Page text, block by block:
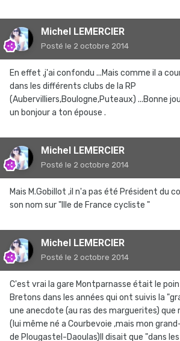
Michel LEMERCIER
Posté le 2 octobre 2014
En effet ,j'ai confondu ...Mais comme il a
dans les différents clubs de la RP
(Aubervilliers,Boulogne,Puteaux) ...Bonne
un bonjour a ton épouse .
Michel LEMERCIER
Posté le 2 octobre 2014
Mais M.Gobillot ,il n'a pas été Président du
son nom sur "lIle de France cycliste "
Michel LEMERCIER
Posté le 2 octobre 2014
C'est vrai la gare Montparnasse était le
Bretons dans les années qui ont suivis la
une anecdote (au ras des marguerites) que
(lui même né a Courbevoie ,mais mon
de Plougastel-Daoulas)Il disait que "dans